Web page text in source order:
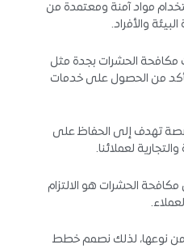
مواد آمنة ومعتمدة من
والأفراد.
مكافحة الحشرات بجدة مثل
من الحصول على خدمات
تهدف إلى الحفاظ على
لعملائنا.
الحشرات هو الالتزام
من نوعها، لذلك نصمم خطط